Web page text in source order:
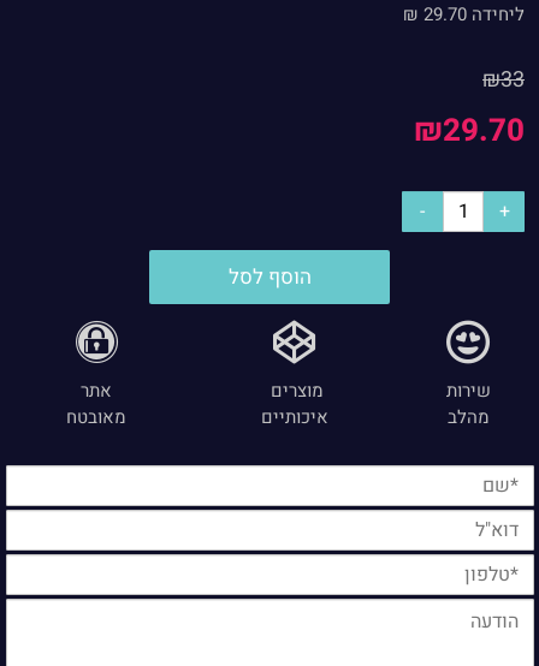
ליחידה 29.70
₪
₪33
₪29.70
הוסף לסל
שירות
מהלב
מוצרים
איכותיים
אתר
מאובטח